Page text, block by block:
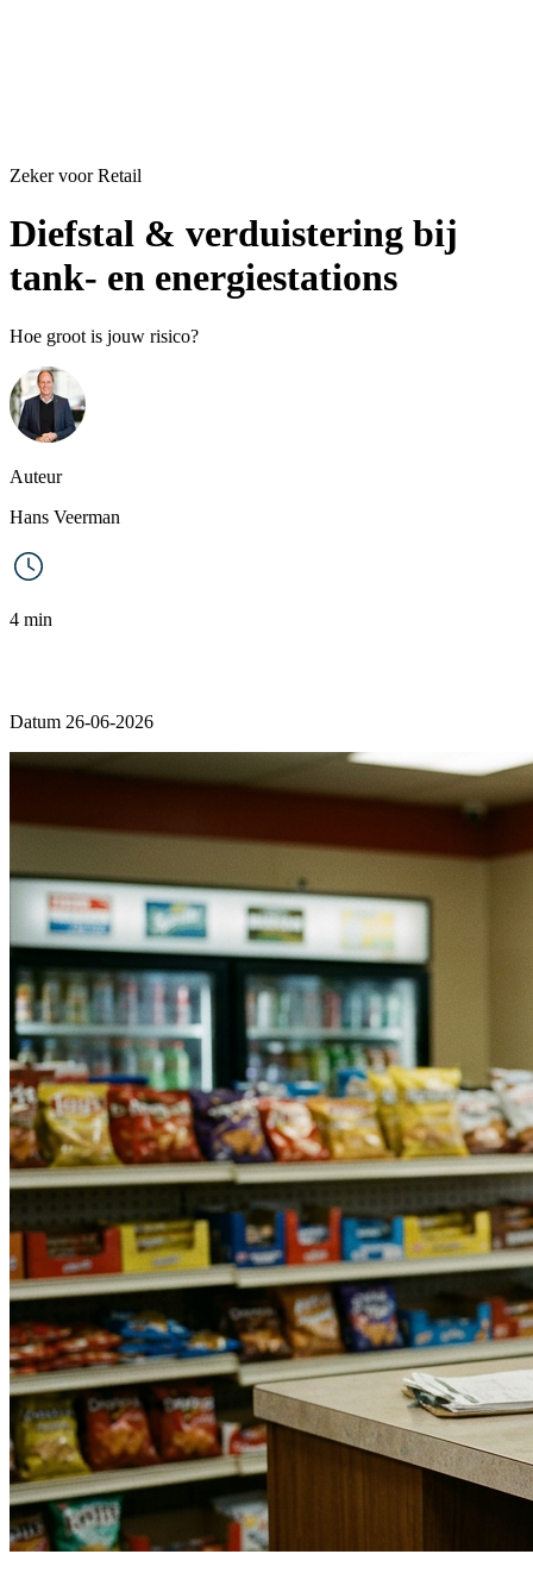
Zeker voor Retail
Diefstal & verduistering bij
tank- en energiestations
Hoe groot is jouw risico?
Auteur
Hans Veerman
4 min
Datum 26-06-2026